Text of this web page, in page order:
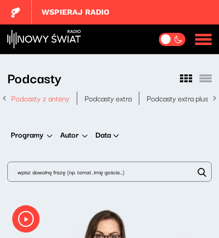
WSPIERAJ RADIO
Podcasty
Podcasty z anteny Podcasty extra Podcasty extra plus
Programy Autor Data